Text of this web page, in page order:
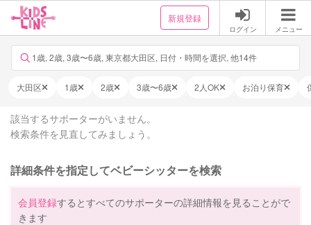
新規登録
ログイン メニュー
1歳, 2歳, 3歳〜6歳, 東京都大田区, 日付・時間を選択, 他14件
大田区 1歳 2歳 3歳〜6歳 2人OK お泊り保育
該当するサポーターがいません。
検索条件を見直してみましょう。
詳細条件を指定してベビーシッターを検索
会員登録するとすべてのサポーターの詳細情報を見ることがで
きます